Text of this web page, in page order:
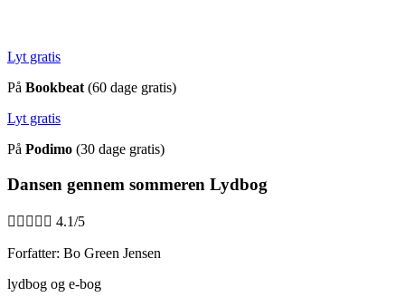
Lyt gratis
På Bookbeat (60 dage gratis)
Lyt gratis
På Podimo (30 dage gratis)
Dansen gennem sommeren Lydbog
     4.1/5
Forfatter: Bo Green Jensen
lydbog og e-bog